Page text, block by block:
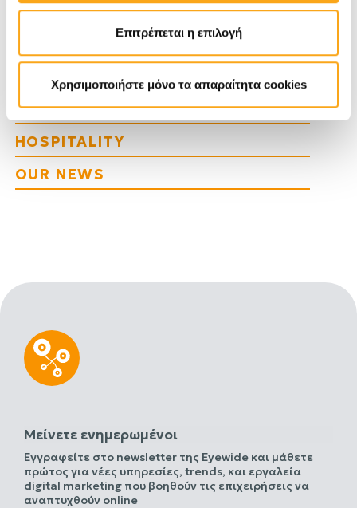
Επιτρέπεται η επιλογή
Χρησιμοποιήστε μόνο τα απαραίτητα cookies
SEO
TRAVEL TRENDS
WEB DEVELOPMENT
DIGITAL MARKETING
HOSPITALITY
OUR NEWS
Μείνετε ενημερωμένοι
Εγγραφείτε στο newsletter της Eyewide και μάθετε
πρώτος για νέες υπηρεσίες, trends, και εργαλεία
digital marketing που βοηθούν τις επιχειρήσεις να
αναπτυχθούν online